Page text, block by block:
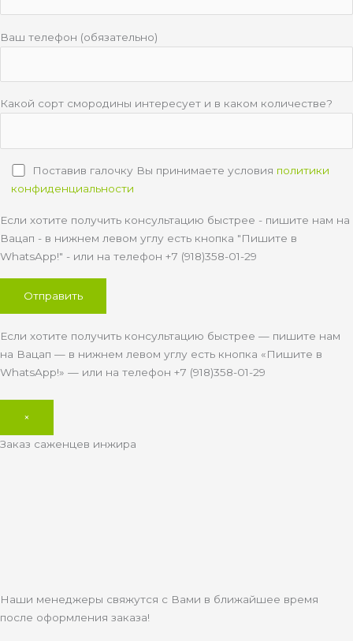
Ваш телефон (обязательно)
Какой сорт смородины интересует и в каком количестве?
Поставив галочку Вы принимаете условия политики
конфиденциальности
Если хотите получить консультацию быстрее - пишите нам на
Вацап - в нижнем левом углу есть кнопка "Пишите в
WhatsApp!" - или на телефон +7 (918)358-01-29
Если хотите получить консультацию быстрее — пишите нам
на Вацап — в нижнем левом углу есть кнопка «Пишите в
WhatsApp!» — или на телефон +7 (918)358-01-29
×
Заказ саженцев инжира
Наши менеджеры свяжутся с Вами в ближайшее время
после оформления заказа!